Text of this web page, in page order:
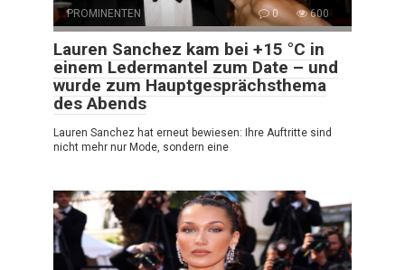
PROMINENTEN 0 600
Lauren Sanchez kam bei +15 °C in
einem Ledermantel zum Date – und
wurde zum Hauptgesprächsthema
des Abends
Lauren Sanchez hat erneut bewiesen: Ihre Auftritte sind
nicht mehr nur Mode, sondern eine